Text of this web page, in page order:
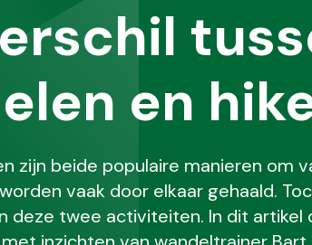
en
zijn beide populaire manieren om
vaak door elkaar gehaald.
deze twee activiteiten. In dit artikel